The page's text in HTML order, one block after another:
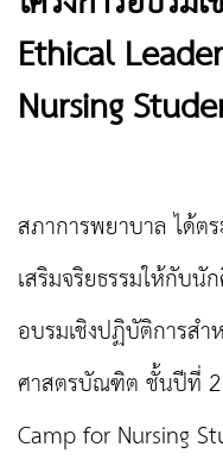
Ethical
Nursing
สภาการพยาบาล ได้ต
เสริมจริยธรรมให้กับนั
อบรมเชิงปฏิบัติการส
ศาสตรบัณฑิต ชั้นปีที่ 2
Camp for Nursing